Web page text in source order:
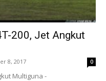
200, Jet Angkut
8, 2017 0
Multiguna -